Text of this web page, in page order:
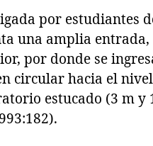
por estudiantes
una amplia
por donde se
circular hacia el
estucado (3 m